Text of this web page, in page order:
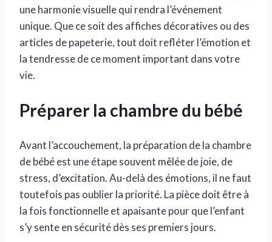
une harmonie visuelle qui rendra l’événement
unique. Que ce soit des affiches décoratives ou des
articles de papeterie, tout doit refléter l’émotion et
la tendresse de ce moment important dans votre
vie.
Préparer la chambre du bébé
Avant l’accouchement, la préparation de la chambre
de bébé est une étape souvent mêlée de joie, de
stress, d’excitation. Au-delà des émotions, il ne faut
toutefois pas oublier la priorité. La pièce doit être à
la fois fonctionnelle et apaisante pour que l’enfant
s’y sente en sécurité dès ses premiers jours.